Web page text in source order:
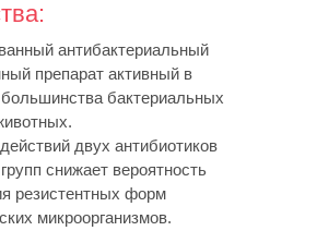
антибактериальный
препарат активный в
бактериальных
двух антибиотиков
снижает вероятность
резистентных форм
микроорганизмов.